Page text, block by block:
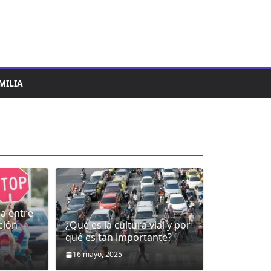
entre
¿Qué es la cultura vial y por
qué es tan importante?
16 mayo, 2025